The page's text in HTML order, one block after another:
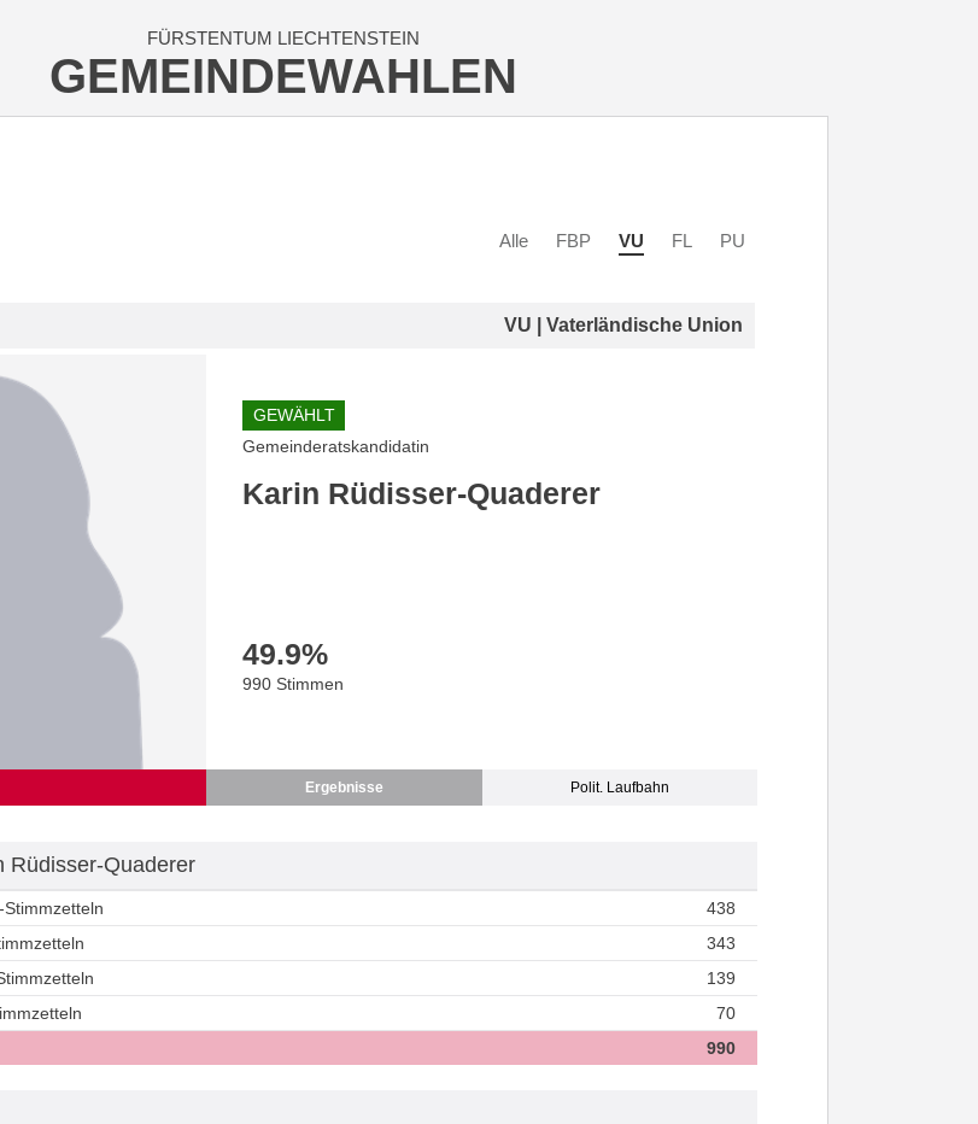
FÜRSTENTUM LIECHTENSTEIN
GEMEINDEWAHLEN
Alle FBP VU FL PU
VU | Vaterländische Union
GEWÄHLT
Gemeinderatskandidatin
Karin Rüdisser-Quaderer
49.9%
990 Stimmen
Ergebnisse Polit. Laufbahn
Rüdisser-Quaderer
Stimmzetteln
438
343
139
70
990